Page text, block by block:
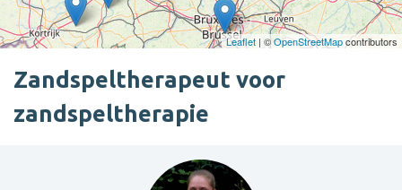
Leaflet | ©OpenStreetMapcontributors
Zandspeltherapeut voor
zandspeltherapie